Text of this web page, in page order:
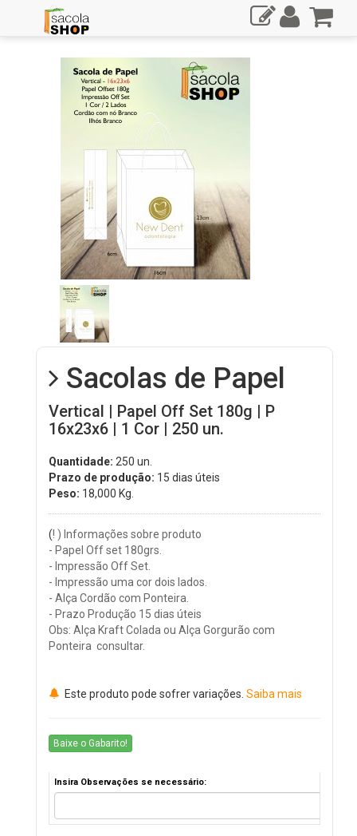
Sacolas de Papel
Vertical | Papel Off Set 180g | P
16x23x6 | 1 Cor | 250 un.
Quantidade: 250 un.
Prazo de produção: 15 dias úteis
Peso: 18,000 Kg.
(! ) Informações sobre produto
- Papel Off set 180grs.
- Impressão Off Set.
- Impressão uma cor dois lados.
- Alça Cordão com Ponteira.
- Prazo Produção 15 dias úteis
Obs: Alça Kraft Colada ou Alça Gorgurão com
Ponteira consultar.
Este produto pode sofrer variações. Saiba mais
Baixe o Gabarito!
Insira Observações se necessário: